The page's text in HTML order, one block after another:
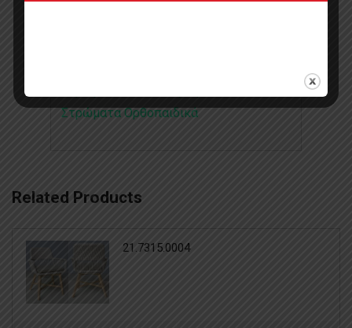
Στρώματα Ορθοπαιδικά
Related Products
21.7315.0004